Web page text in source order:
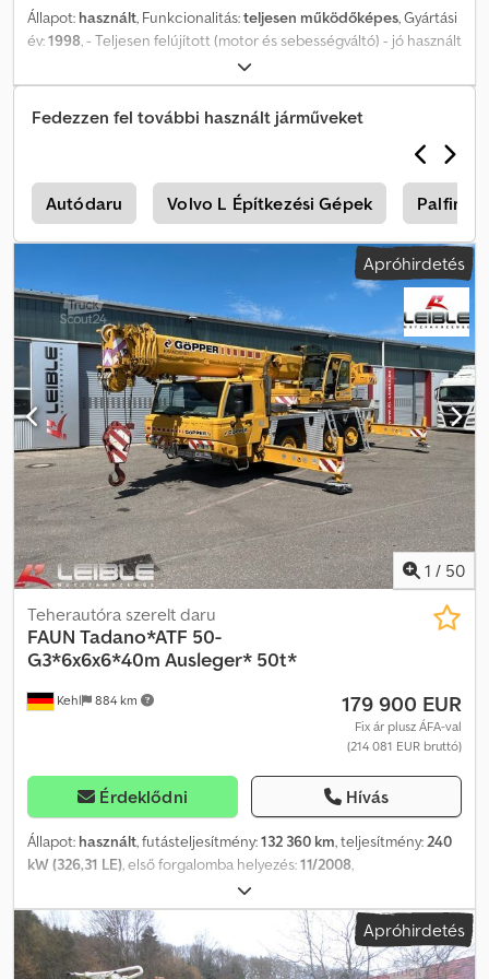
Állapot: használt, Funkcionalitás:teljesen működőképes, Gyártási
év:1998, - Teljesen felújított (motor és sebességváltó) - jó használt
állapot - futásteljesítmény: 49 500 km - üzemórák: 15 270 -
következő műszaki vizsga: 2026/08 - dupla csuklós csúcs, 16 m -
gumiabroncsok: 16.00R25 - hajtásmód: 6x6 Dedpfjyt Iqvex Ah Rjck -
kiegészítő fék: Telma-fék A daru jelenleg még használatban van,
Fedezzen fel további használt járműveket
Autódaru Volvo L Építkezési Gépek
Apróhirdetés
1 / 50
Kehl 884 km
Teherautóra szerelt daru
FAUN Tadano*ATF 50-
G3*6x6x6*40m Ausleger* 50t*
179 900 EUR
Fix ár plusz ÁFA-val
(214 081 EUR bruttó)
Érdeklődni Hívás
Állapot: használt, futásteljesítmény:132 360 km, teljesítmény:240
kW (326,31 LE), első forgalomba helyezés:11/2008,
, össztömeg:
3 tengely, következő vizsga (TÜV):06/2027, szín:sárga, hajtástípus:
automata, Gyártási év: 2008 , Felszereltség:ABS, daru,
elektronikus stabilitásprogram (ESP), TADANO FAUN ATF 50 G3
Apróhirdetés